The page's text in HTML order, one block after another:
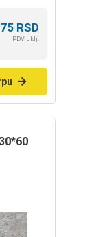
RSD
PDV uklj.